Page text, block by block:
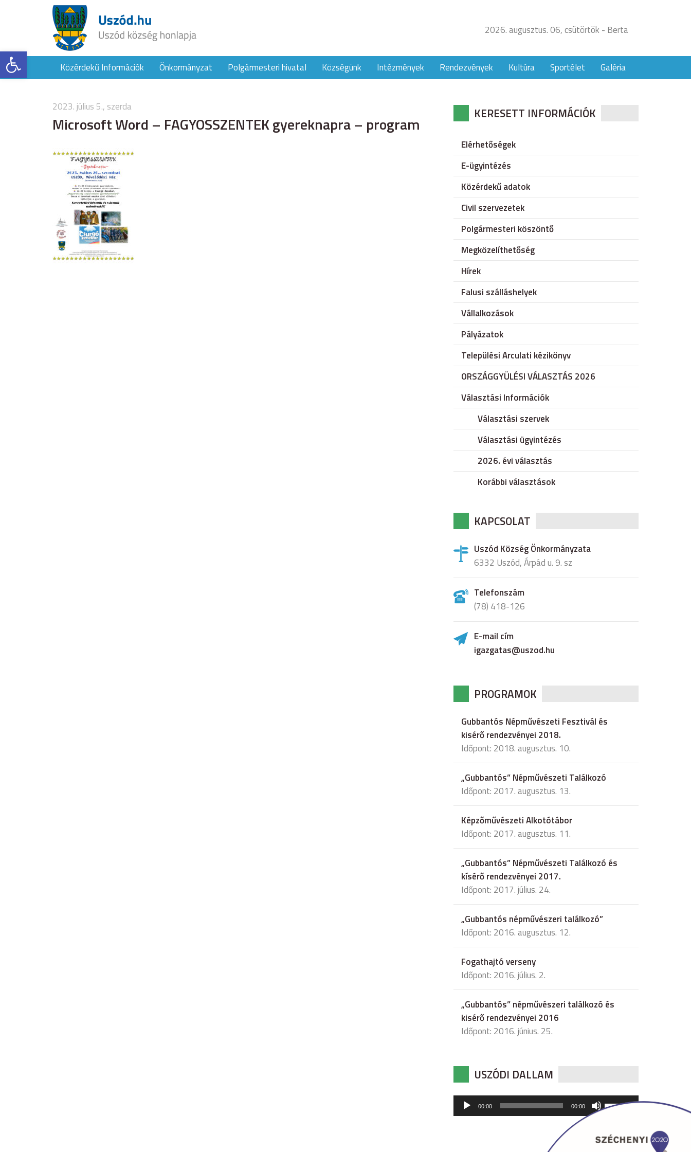
Eszköztár megnyitása
2026. augusztus. 06, csütörtök - Berta
Közérdekű Információk Önkormányzat Polgármesteri hivatal Községünk Intézmények Rendezvények Kultúra Sportélet Galéria
2023. július 5., szerda
Microsoft Word – FAGYOSSZENTEK gyereknapra – program KERESETT INFORMÁCIÓK
Elérhetőségek
E-ügyintézés
Közérdekű adatok
Civil szervezetek
Polgármesteri köszöntő
Megközelíthetőség
Hírek
Falusi szálláshelyek
Vállalkozások
Pályázatok
Települési Arculati kézikönyv
ORSZÁGGYÜLÉSI VÁLASZTÁS 2026
Választási Információk
Választási szervek
Választási ügyintézés
2026. évi választás
Korábbi választások
KAPCSOLAT
Uszód Község Önkormányzata
6332 Uszód, Árpád u. 9. sz
Telefonszám
(78) 418-126
E-mail cím
igazgatas@uszod.hu
PROGRAMOK
Gubbantós Népművészeti Fesztivál és
kisérő rendezvényei 2018.
Időpont: 2018. augusztus. 10.
„Gubbantós” Népművészeti Találkozó
Időpont: 2017. augusztus. 13.
Képzőművészeti Alkotótábor
Időpont: 2017. augusztus. 11.
„Gubbantós” Népművészeti Találkozó és
kísérő rendezvényei 2017.
Időpont: 2017. július. 24.
„Gubbantós népművészeri találkozó”
Időpont: 2016. augusztus. 12.
Fogathajtó verseny
Időpont: 2016. július. 2.
„Gubbantós” népművészeri találkozó és
kisérő rendezvényei 2016
Időpont: 2016. június. 25.
USZÓDI DALLAM
Audió
lejátszó
00:00 00:00
hangerő
csökkentéséhez